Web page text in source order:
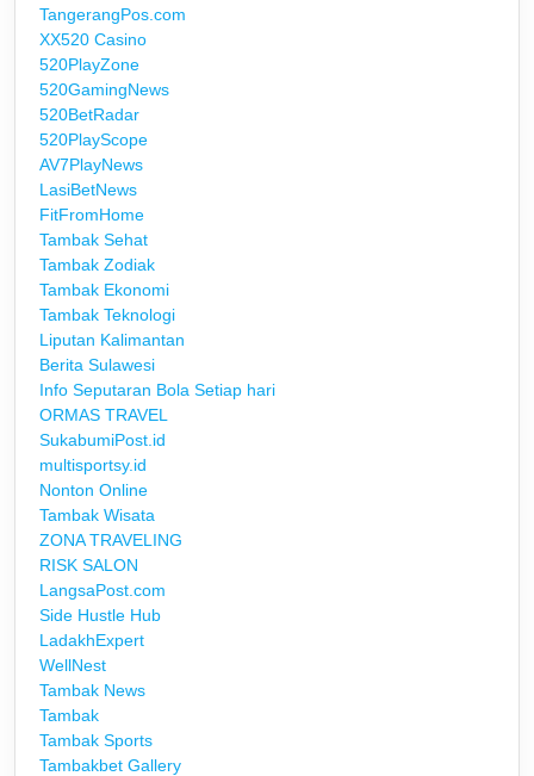
TangerangPos.com
XX520 Casino
520PlayZone
520GamingNews
520BetRadar
520PlayScope
AV7PlayNews
LasiBetNews
FitFromHome
Tambak Sehat
Tambak Zodiak
Tambak Ekonomi
Tambak Teknologi
Liputan Kalimantan
Berita Sulawesi
Info Seputaran Bola Setiap hari
ORMAS TRAVEL
SukabumiPost.id
multisportsy.id
Nonton Online
Tambak Wisata
ZONA TRAVELING
RISK SALON
LangsaPost.com
Side Hustle Hub
LadakhExpert
WellNest
Tambak News
Tambak
Tambak Sports
Tambakbet Gallery